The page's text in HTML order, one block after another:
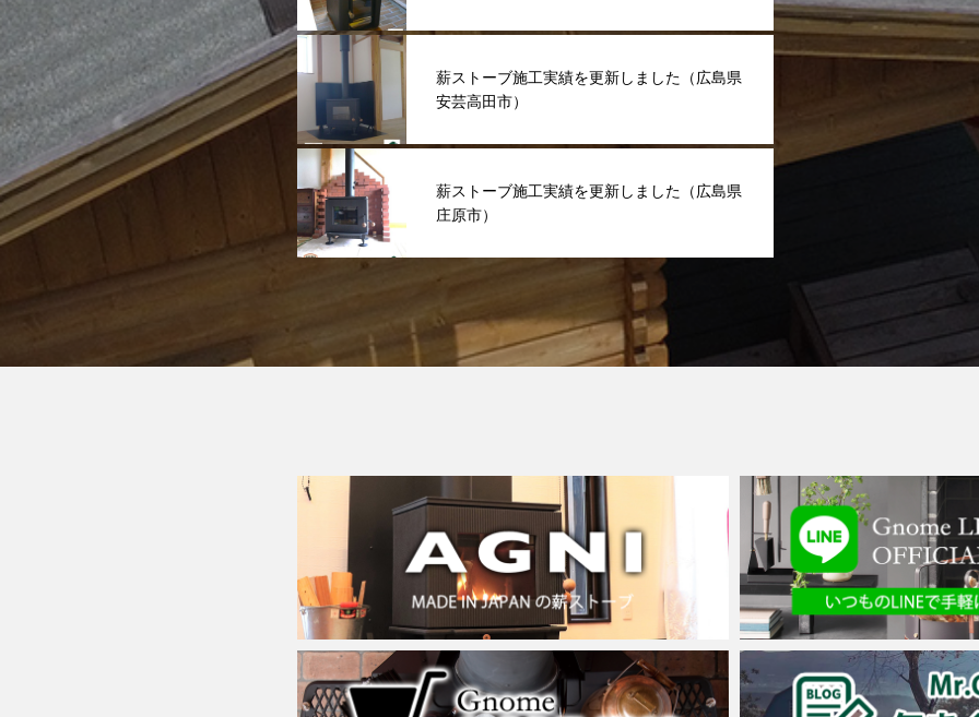
薪ストーブ施工実績を更新しました（広島県
安芸高田市）
薪ストーブ施工実績を更新しました（広島県
庄原市）